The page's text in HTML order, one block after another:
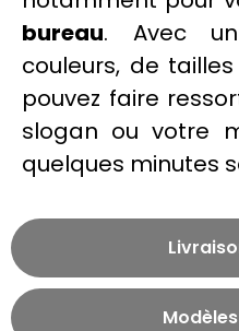
bureau. Avec
couleurs, de
pouvez faire
slogan ou votre
quelques minutes